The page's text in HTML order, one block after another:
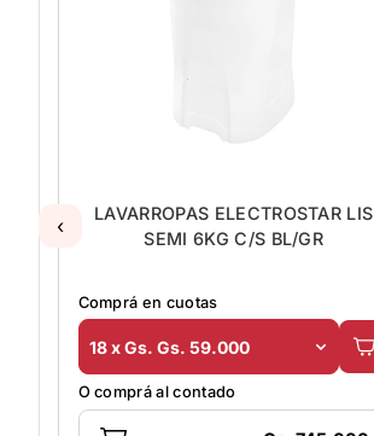
LAVARROPAS ELECTROSTAR LIS
SEMI 6KG C/S BL/GR
Comprá en cuotas
18 x Gs. Gs. 59.000
O comprá al contado
‹